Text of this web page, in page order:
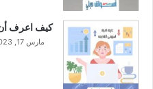
كيف اعرف
مارس 17, 2023